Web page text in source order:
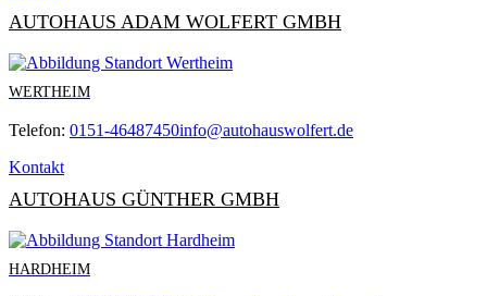
AUTOHAUS ADAM WOLFERT GMBH
WERTHEIM
Telefon: 0151-46487450info@autohauswolfert.de
Kontakt
AUTOHAUS GÜNTHER GMBH
HARDHEIM